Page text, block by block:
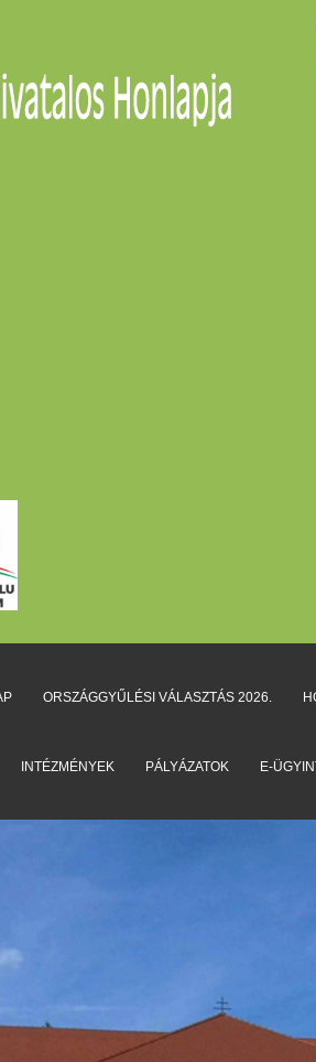
ORSZÁGGYŰLÉSI VÁLASZTÁS 2026.
INTÉZMÉNYEK PÁLYÁZATOK E-